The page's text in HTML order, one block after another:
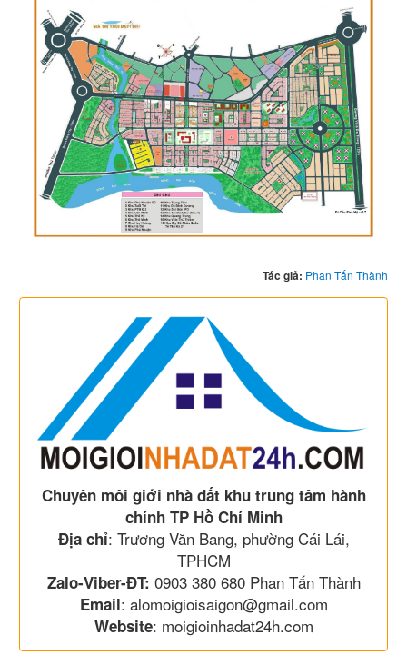
Tác giả: Phan Tấn Thành
Chuyên môi giới nhà đất khu trung tâm hành
chính TP Hồ Chí Minh
Địa chỉ: Trương Văn Bang, phường Cái Lái,
TPHCM
Zalo-Viber-ĐT: 0903 380 680 Phan Tấn Thành
Email: alomoigioisaigon@gmail.com
Website: moigioinhadat24h.com